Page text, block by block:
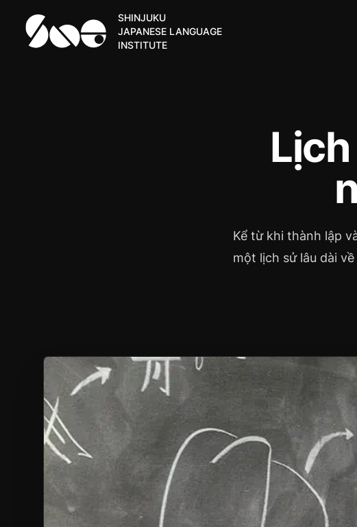
SHINJUKU
JAPANESE LANGUAGE
INSTITUTE
Kể từ khi thành lập
một lịch sử lâu dài